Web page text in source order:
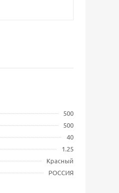
500
500
40
1.25
Красный
РОССИЯ